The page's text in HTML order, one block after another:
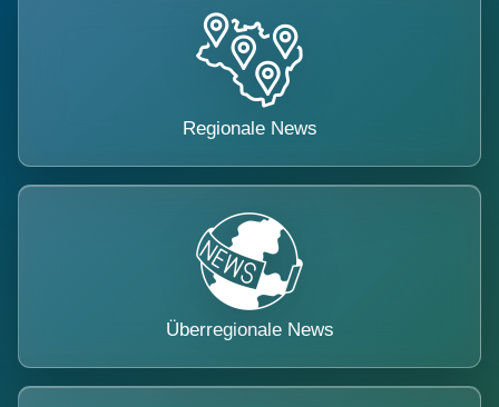
Regionale News
Überregionale News